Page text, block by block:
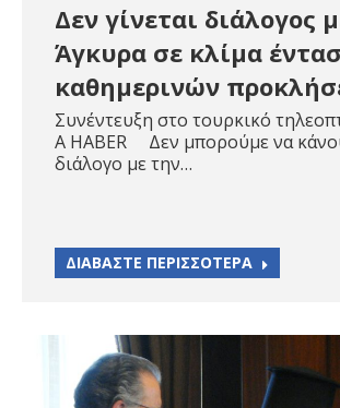
Δεν γίνεται διάλογος
Άγκυρα σε κλίμα
καθημερινών
Συνέντευξη στο τουρκικό
Α HABER Δεν μπορούμε να
διάλογο με την…
ΔΙΑΒΑΣΤΕ ΠΕΡΙΣΣΟΤΕΡΑ